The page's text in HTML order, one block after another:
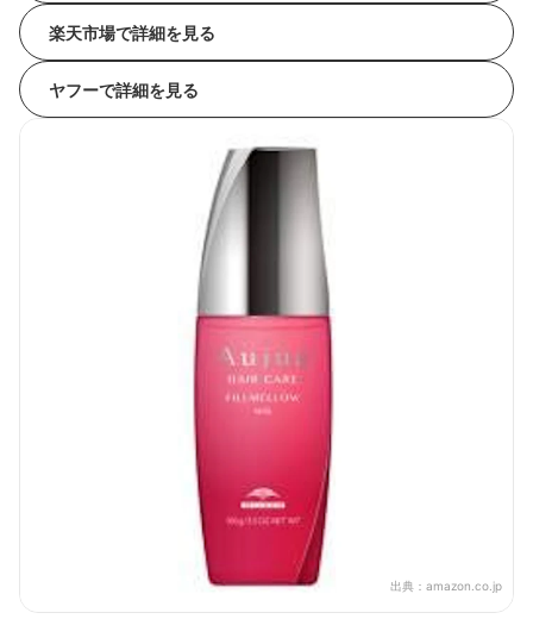
楽天市場で詳細を見る
ヤフーで詳細を見る
出典： amazon.co.jp